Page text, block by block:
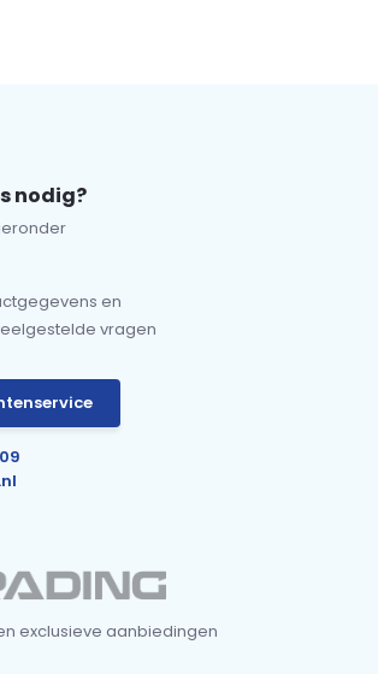
nodig?
en
vragen
exclusieve aanbiedingen